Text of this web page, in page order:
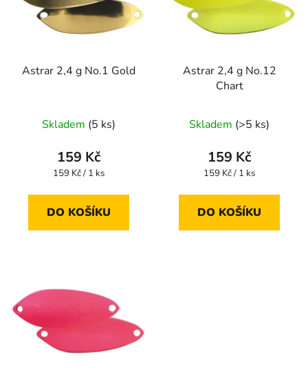
Astrar 2,4 g No.1 Gold
Skladem (5 ks)
159 Kč
Měrná
159 Kč / 1 ks
DO KOŠÍKU
Astrar 2,4 g No.12
Chart
Skladem (>5 ks)
159 Kč
Měrná
159 Kč / 1 ks
DO KOŠÍKU